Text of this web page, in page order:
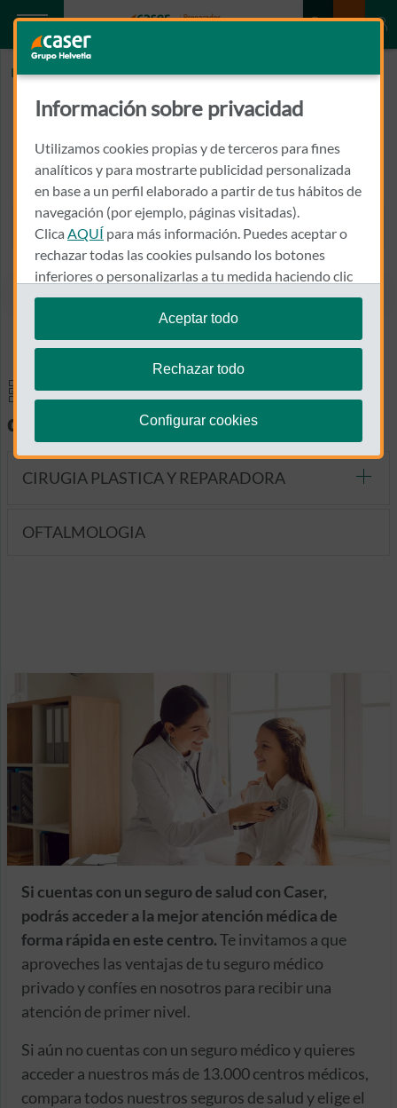
Inicio CLINIMEDIC
CLINIMEDIC
43004 - TARRAGONA
977 242 002
Llamar a CLINIMEDIC
Ver el mapa en Google Maps
Especialidades y pruebas
diagnósticas
CIRUGIA PLASTICA Y REPARADORA
OFTALMOLOGIA
Si cuentas con un seguro de salud con Caser,
podrás acceder a la mejor atención médica de
forma rápida en este centro.Te invitamos a que
aproveches las ventajas de tu seguro médico
privado y confíes en nosotros para recibir una
atención de primer nivel.
Si aún no cuentas con un seguro médico y quieres
acceder a nuestros más de 13.000 centros médicos,
compara todos nuestros seguros de salud y elige el
Información sobre privacidad
Utilizamos cookies propias y de terceros para fines
analíticos y para mostrarte publicidad personalizada
en base a un perfil elaborado a partir de tus hábitos de
navegación (por ejemplo, páginas visitadas).
Clica AQUÍ para más información. Puedes aceptar o
rechazar todas las cookies pulsando los botones
inferiores o personalizarlas a tu medida haciendo clic
en"configurar cookies".
Te recordamos que puedes modificar tus ajustes de
cookies en cualquier momento en la sección
Aceptar todo
Rechazar todo
Configurar cookies